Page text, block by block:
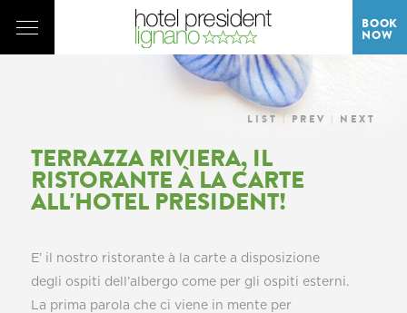
BOOK
NOW
NEXT
PREV
|
LIST
TERRAZZA RIVIERA, IL
RISTORANTE À LA CARTE
ALL'HOTEL PRESIDENT!
E’ il nostro ristorante à la carte a disposizione
degli ospiti dell’albergo come per gli ospiti esterni.
La prima parola che ci viene in mente per